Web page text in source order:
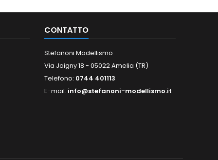
CONTATTO
Stefanoni Modellismo
Via Joigny 18 - 05022 Amelia (TR)
Telefono: 0744 401113
E-mail: info@stefanoni-modellismo.it